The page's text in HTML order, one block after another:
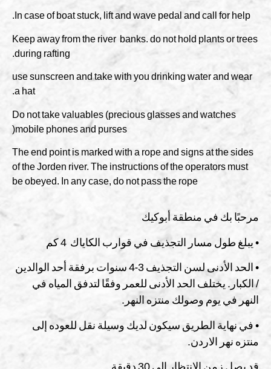
In case of boat stuck, lift and wave pedal and call for help.
Keep away from the river banks. do not hold plants or trees
during rafting.
use sunscreen and take with you drinking water and wear
a hat.
Do not take valuables (precious glasses and watches
mobile phones and purses(
The end point is marked with a rope and signs at the sides
of the Jorden river. The instructions of the operators must
be obeyed. In any case, do not pass the rope
مرحبًا بك في منطقة أبوكيك
• يبلغ طول مسار التجذيف في قوارب الكاياك 4 كم
• الحد الأدنى لسن التجذيف 3-4 سنوات برفقة أحد الوالدين
/ الكبار. يختلف الحد الأدنى للعمر وفقًا لتدفق المياه في
النهر في يوم وصولك منتزه النهر.
• في نهاية الطريق سيكون لديك وسيلة نقل للعوده إلى
منتزه نهر الاردن.
قد يصل زمن الانتظار إلى 30 دقيقة.